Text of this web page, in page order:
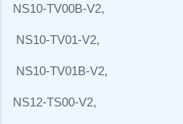
NS10-TV00B-V2,
NS10-TV01-V2,
NS10-TV01B-V2,
NS12-TS00-V2,